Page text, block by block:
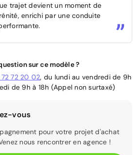
trajet devient un moment de
enrichi par une conduite
sur ce modèle ?
72 20 02, du lundi au vendredi de 9h
de 9h à 18h (Appel non surtaxé)
vous
pour votre projet d'achat
nous rencontrer en agence !